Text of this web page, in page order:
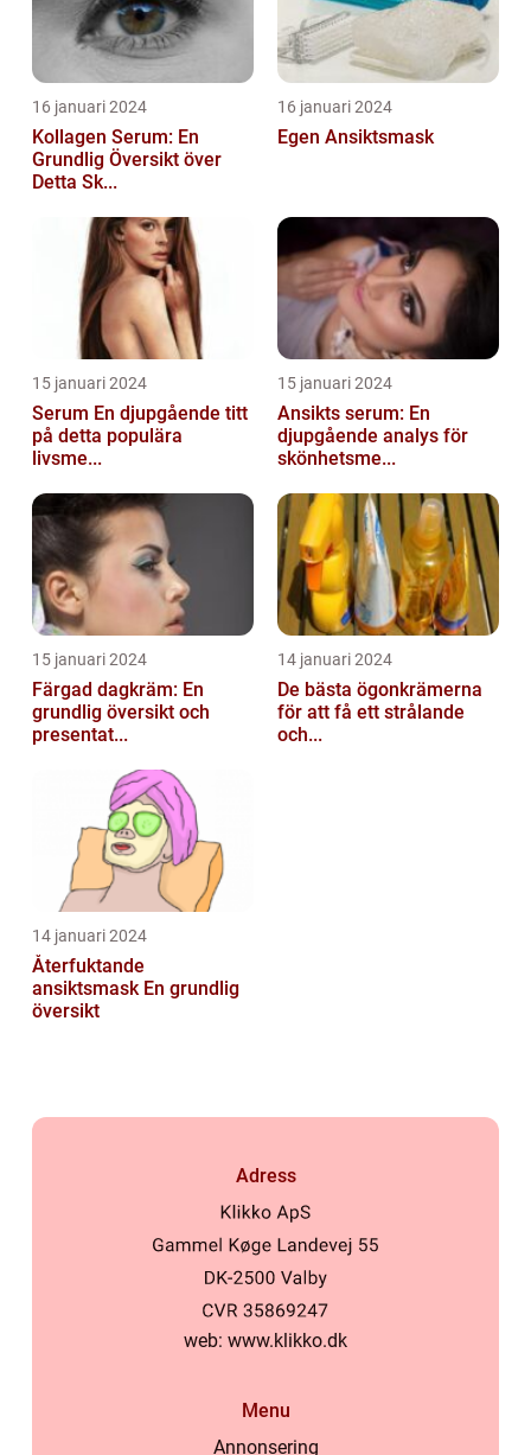
16 januari 2024
Kollagen Serum: En
Grundlig Översikt över
Detta Sk...
16 januari 2024
Egen Ansiktsmask
15 januari 2024
Serum En djupgående titt
på detta populära
livsme...
15 januari 2024
Ansikts serum: En
djupgående analys för
skönhetsme...
15 januari 2024
Färgad dagkräm: En
grundlig översikt och
presentat...
14 januari 2024
De bästa ögonkrämerna
för att få ett strålande
och...
14 januari 2024
Återfuktande
ansiktsmask En grundlig
översikt
Adress
web: www.klikko.dk
Menu
Annonsering